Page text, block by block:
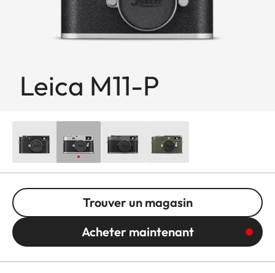
Leica M11-P
Trouver un magasin
Acheter maintenant